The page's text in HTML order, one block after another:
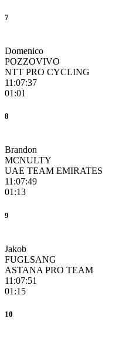
7
Domenico
POZZOVIVO
NTT PRO CYCLING
11:07:37
01:01
8
Brandon
MCNULTY
UAE TEAM EMIRATES
11:07:49
01:13
9
Jakob
FUGLSANG
ASTANA PRO TEAM
11:07:51
01:15
10